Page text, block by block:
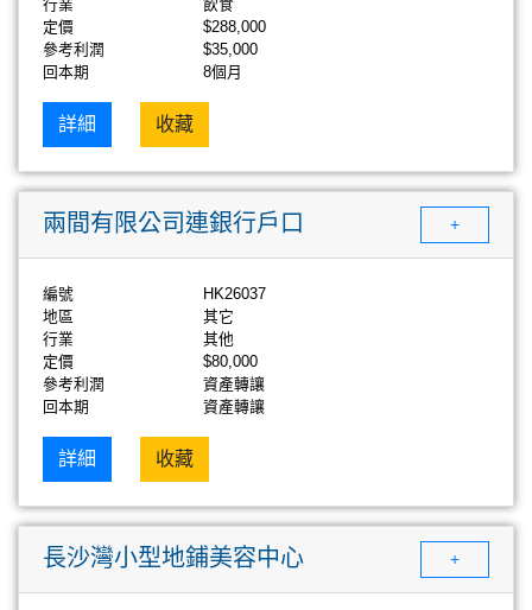
行業
飲食
定價
$288,000
參考利潤
$35,000
回本期
8個月
詳細 收藏
兩間有限公司連銀行戶口 +
編號
HK26037
地區
其它
行業
其他
定價
$80,000
參考利潤
資產轉讓
回本期
資產轉讓
詳細 收藏
長沙灣小型地鋪美容中心 +